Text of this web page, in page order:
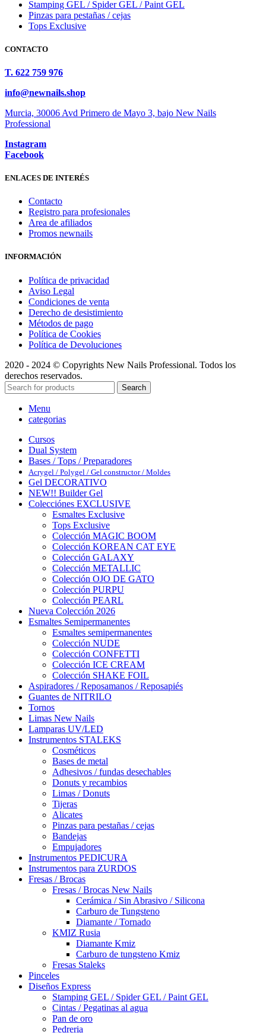
Stamping GEL / Spider GEL / Paint GEL
Pinzas para pestañas / cejas
Tops Exclusive
CONTACTO
T. 622 759 976
info@newnails.shop
Murcia, 30006 Avd Primero de Mayo 3, bajo New Nails
Professional
Instagram
Facebook
ENLACES DE INTERÉS
Contacto
Registro para profesionales
Area de afiliados
Promos newnails
INFORMACIÓN
Política de privacidad
Aviso Legal
Condiciones de venta
Derecho de desistimiento
Métodos de pago
Política de Cookies
Política de Devoluciones
2020 - 2024 © Copyrights New Nails Professional. Todos los
derechos reservados.
Search
Menu
categorias
Cursos
Dual System
Bases / Tops / Preparadores
Acrygel / Polygel / Gel constructor / Moldes
Gel DECORATIVO
NEW!! Builder Gel
Colecciónes EXCLUSIVE
Esmaltes Exclusive
Tops Exclusive
Colección MAGIC BOOM
Colección KOREAN CAT EYE
Colección GALAXY
Colección METALLIC
Colección OJO DE GATO
Colección PURPU
Colección PEARL
Nueva Colección 2026
Esmaltes Semipermanentes
Esmaltes semipermanentes
Colección NUDE
Colección CONFETTI
Colección ICE CREAM
Colección SHAKE FOIL
Aspiradores / Reposamanos / Reposapiés
Guantes de NITRILO
Tornos
Limas New Nails
Lamparas UV/LED
Instrumentos STALEKS
Cosméticos
Bases de metal
Adhesivos / fundas desechables
Donuts y recambios
Limas / Donuts
Tijeras
Alicates
Pinzas para pestañas / cejas
Bandejas
Empujadores
Instrumentos PEDICURA
Instrumentos para ZURDOS
Fresas / Brocas
Fresas / Brocas New Nails
Cerámica / Sin Abrasivo / Silicona
Carburo de Tungsteno
Diamante / Tornado
KMIZ Rusia
Diamante Kmiz
Carburo de tungsteno Kmiz
Fresas Staleks
Pinceles
Diseños Express
Stamping GEL / Spider GEL / Paint GEL
Cintas / Pegatinas al agua
Pan de oro
Pedreria